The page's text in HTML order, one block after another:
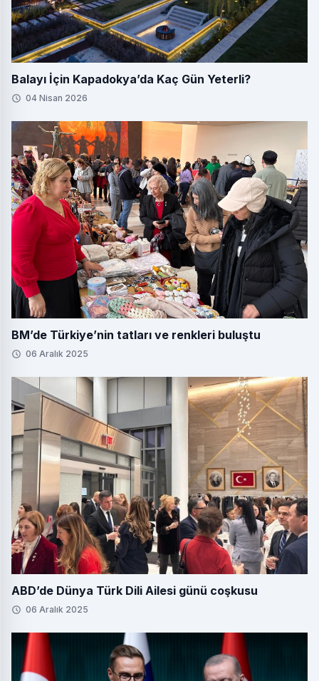
Balayı İçin Kapadokya’da Kaç Gün Yeterli?
04 Nisan 2026
BM’de Türkiye’nin tatları ve renkleri buluştu
06 Aralık 2025
ABD’de Dünya Türk Dili Ailesi günü coşkusu
06 Aralık 2025